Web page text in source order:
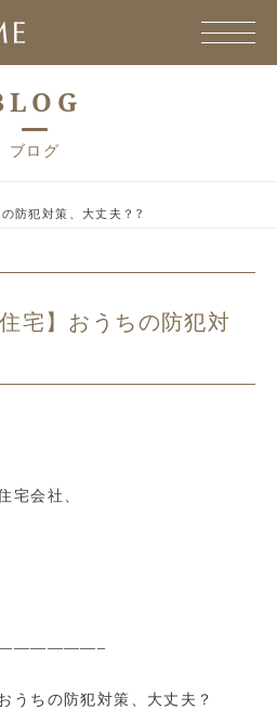
ブログ
防犯対策、大丈夫？?
宅】おうちの防犯対
宅会社、
うちの防犯対策、大丈夫？